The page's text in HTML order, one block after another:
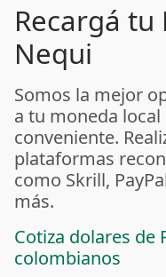
Recargá tu
Nequi
Somos la mejor
a tu moneda
conveniente.
plataformas
como Skrill,
más.
Cotiza dolares de
colombianos